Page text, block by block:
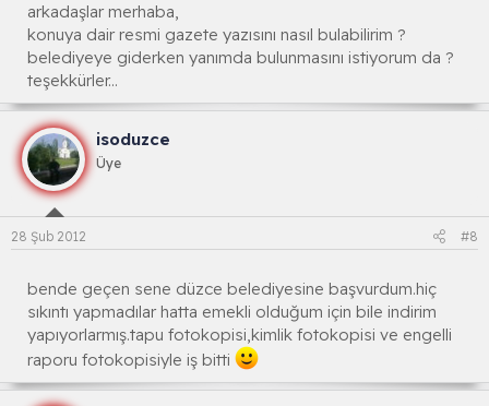
arkadaşlar merhaba,
konuya dair resmi gazete yazısını nasıl bulabilirim ?
belediyeye giderken yanımda bulunmasını istiyorum da ?
teşekkürler...
isoduzce
Üye
28 Şub 2012 #8
bende geçen sene düzce belediyesine başvurdum.hiç
sıkıntı yapmadılar hatta emekli olduğum için bile indirim
yapıyorlarmış.tapu fotokopisi,kimlik fotokopisi ve engelli
raporu fotokopisiyle iş bitti